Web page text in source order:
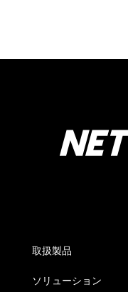
取扱製品
ソリューション